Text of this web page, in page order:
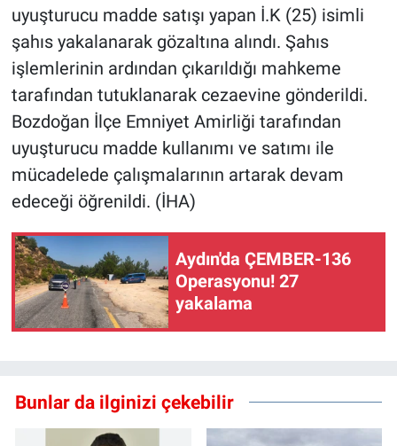
uyuşturucu madde satışı yapan İ.K (25) isimli
şahıs yakalanarak gözaltına alındı. Şahıs
işlemlerinin ardından çıkarıldığı mahkeme
tarafından tutuklanarak cezaevine gönderildi.
Bozdoğan İlçe Emniyet Amirliği tarafından
uyuşturucu madde kullanımı ve satımı ile
mücadelede çalışmalarının artarak devam
edeceği öğrenildi. (İHA)
Aydın'da ÇEMBER-136
Operasyonu! 27
yakalama
Bunlar da ilginizi çekebilir